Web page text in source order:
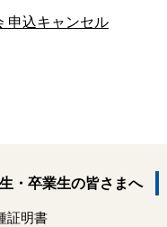
申込キャンセル
・卒業生の皆さまへ
証明書